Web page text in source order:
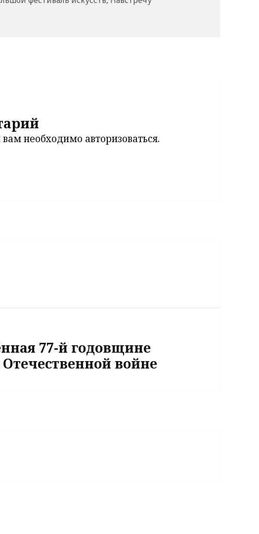
вам необходимо авторизоваться.
77-й годовщине
войне